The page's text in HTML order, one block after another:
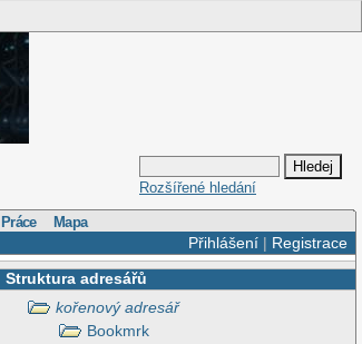
Rozšířené hledání
Práce Mapa
Přihlášení| Registrace
Struktura adresářů
kořenový adresář
Bookmrk